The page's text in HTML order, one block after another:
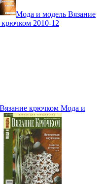
Мода и модель Вязание
2010-12
крючком Мода и